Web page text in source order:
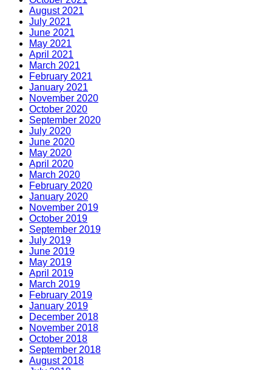
August 2021
July 2021
June 2021
May 2021
April 2021
March 2021
February 2021
January 2021
November 2020
October 2020
September 2020
July 2020
June 2020
May 2020
April 2020
March 2020
February 2020
January 2020
November 2019
October 2019
September 2019
July 2019
June 2019
May 2019
April 2019
March 2019
February 2019
January 2019
December 2018
November 2018
October 2018
September 2018
August 2018